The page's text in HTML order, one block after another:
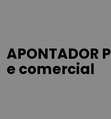
APONTADOR
e comercial